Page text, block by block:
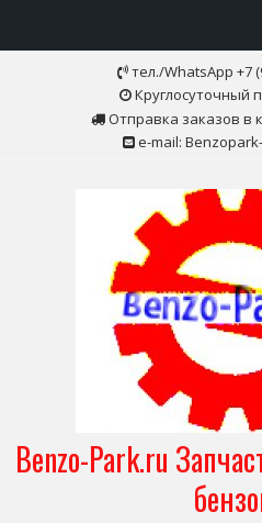
тел./WhatsApp +7
Круглосуточный
Отправка заказов в
e-mail:
Benzo-Park.ru